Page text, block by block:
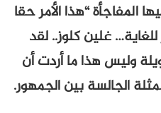
المفاجأة “هذا الأمر حقا
غلين كلوز.. لقد
وليس هذا ما أردت أن
الجالسة بين الجمهور.